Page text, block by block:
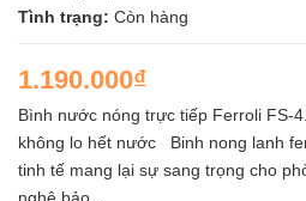
Tình trạng: Còn hàng
1.190.000₫
Bình nước nóng trực tiếp Ferroli FS-
không lo hết nước Binh nong lanh
tinh tế mang lại sự sang trọng cho